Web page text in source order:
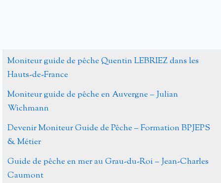
Moniteur guide de pêche Quentin LEBRIEZ dans les
Hauts-de-France
Moniteur guide de pêche en Auvergne – Julian
Wichmann
Devenir Moniteur Guide de Pêche – Formation BPJEPS
& Métier
Guide de pêche en mer au Grau-du-Roi – Jean-Charles
Caumont